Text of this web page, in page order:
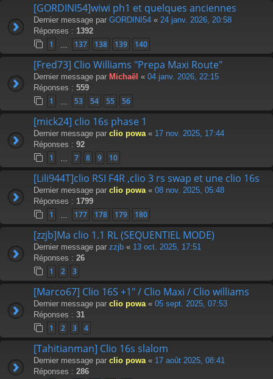
[GORDINI54]wiwi ph1 et quelques anciennes
Dernier message par GORDINI54 « 24 janv. 2026, 20:58
Réponses : 1392
1 137 138 139 140
[Fred73] Clio Williams "Prepa Maxi Route"
Dernier message par Michaël « 04 janv. 2026, 22:15
Réponses : 559
1 53 54 55 56
[mick24] clio 16s phase 1
Dernier message par clio powa « 17 nov. 2025, 17:44
Réponses : 92
1 7 8 9 10
[Lili944T]clio RSI F4R ,clio 3 rs swap et une clio 16s
Dernier message par clio powa « 08 nov. 2025, 05:48
Réponses : 1799
1 177 178 179 180
[zzjb]Ma clio 1.1 RL (SEQUENTIEL MODE)
Dernier message par zzjb « 13 oct. 2025, 17:51
Réponses : 26
1 2 3
[Marco67] Clio 16S +1" / Clio Maxi / Clio williams
Dernier message par clio powa « 05 sept. 2025, 07:53
Réponses : 31
1 2 3 4
[Tahitianman] Clio 16s slalom
Dernier message par clio powa « 17 août 2025, 08:41
Réponses : 286